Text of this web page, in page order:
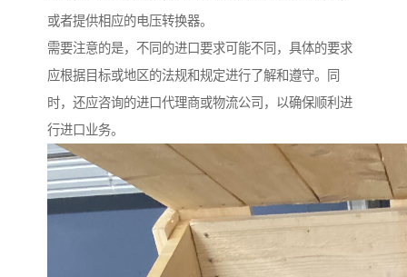
或者提供相应的电压转换器。
需要注意的是，不同的进口要求可能不同，具体的要求
应根据目标或地区的法规和规定进行了解和遵守。同
时，还应咨询的进口代理商或物流公司，以确保顺利进
行进口业务。